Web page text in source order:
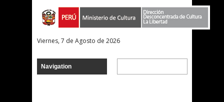
Viernes, 7 de Agosto de 2026